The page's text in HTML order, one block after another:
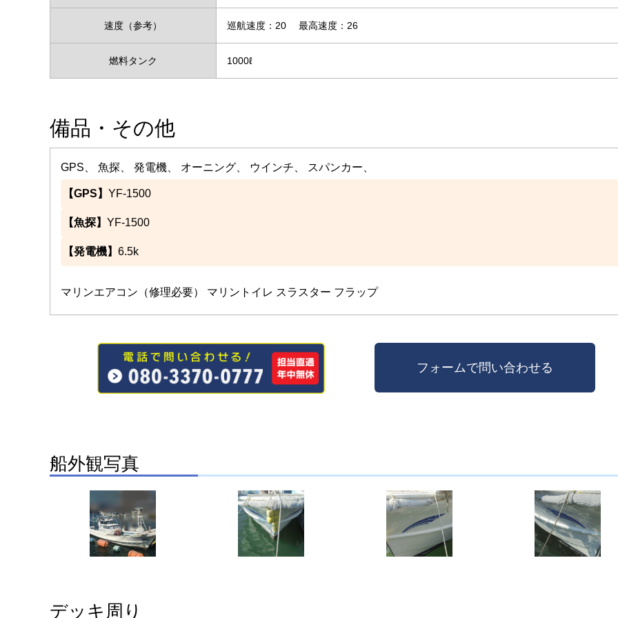
速度（参考） 巡航速度：20 最高速度：26
燃料タンク 1000ℓ
備品・その他
GPS、 魚探、 発電機、 オーニング、 ウインチ、 スパンカー、
【GPS】 YF-1500
【魚探】 YF-1500
【発電機】 6.5k
マリンエアコン（修理必要） マリントイレ スラスター フラップ
船外観写真
デッキ周り